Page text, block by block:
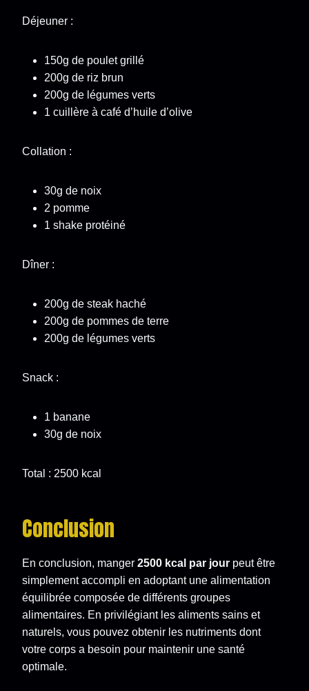
Déjeuner :
150g de poulet grillé
200g de riz brun
200g de légumes verts
1 cuillère à café d’huile d’olive
Collation :
30g de noix
2 pomme
1 shake protéiné
Dîner :
200g de steak haché
200g de pommes de terre
200g de légumes verts
Snack :
1 banane
30g de noix
Total : 2500 kcal
Conclusion
En conclusion, manger 2500 kcal par jour peut être
simplement accompli en adoptant une alimentation
équilibrée composée de différents groupes
alimentaires. En privilégiant les aliments sains et
naturels, vous pouvez obtenir les nutriments dont
votre corps a besoin pour maintenir une santé
optimale.